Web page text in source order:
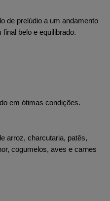
de prelúdio a um andamento
belo e equilibrado.
em ótimas condições.
arroz, charcutaria, patês,
cogumelos, aves e carnes